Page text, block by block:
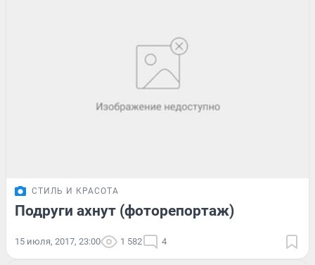
СТИЛЬ И КРАСОТА
Подруги ахнут (фоторепортаж)
15 июля, 2017, 23:00 1 582 4